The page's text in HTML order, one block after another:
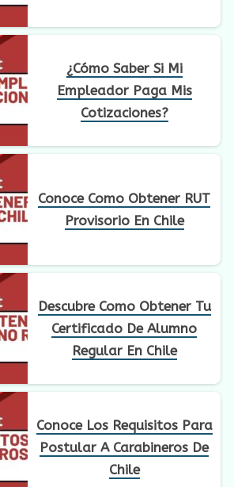
¿Cómo Saber Si Mi
Empleador Paga Mis
Cotizaciones?
Conoce Como Obtener RUT
Provisorio En Chile
Descubre Como Obtener Tu
Certificado De Alumno
Regular En Chile
Conoce Los Requisitos Para
Postular A Carabineros De
Chile